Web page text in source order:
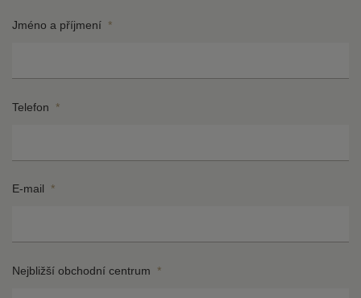
Jméno a příjmení *
Telefon *
E-mail *
Nejbližší obchodní centrum *